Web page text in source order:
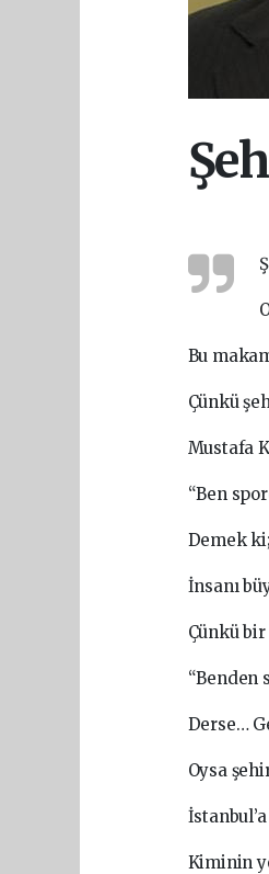
Bu
Çünkü
Mustafa
“Ben
Demek
İnsanı
Çünkü
“Benden
Derse…
Oysa
Kiminin